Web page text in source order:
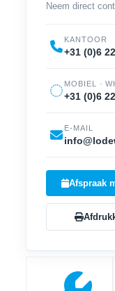
Neem direct
KANTOOR
+31 (0)6
MOBIEL ·
+31 (0)6
E-MAIL
Afspraak